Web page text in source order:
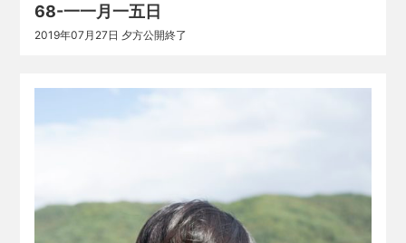
68-一一月一五日
2019年07月27日 夕方公開終了